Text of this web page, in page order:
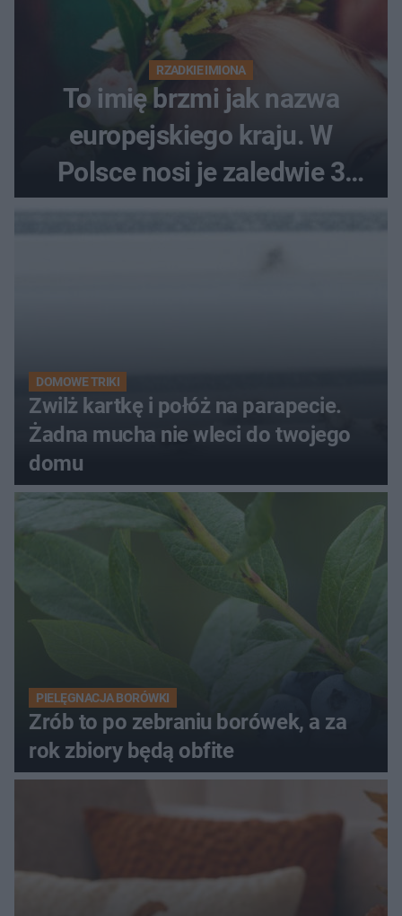
RZADKIE IMIONA
To imię brzmi jak nazwa
europejskiego kraju. W
Polsce nosi je zaledwie 3
DOMOWE TRIKI
Zwilż kartkę i połóż na parapecie.
Żadna mucha nie wleci do twojego
domu
PIELĘGNACJA BORÓWKI
Zrób to po zebraniu borówek, a za
rok zbiory będą obfite